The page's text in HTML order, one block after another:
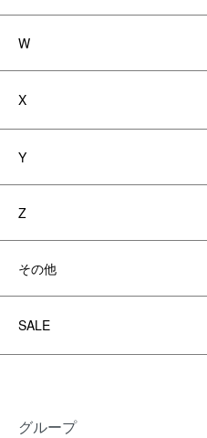
W
X
Y
Z
その他
SALE
グループ